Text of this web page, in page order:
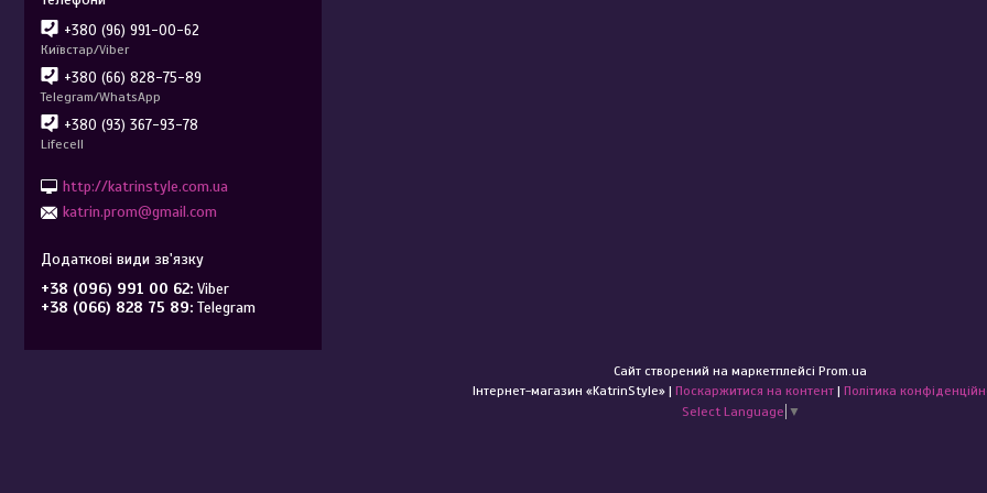
+380 (96) 991-00-62
Київстар/Viber
+380 (66) 828-75-89
Telegram/WhatsApp
+380 (93) 367-93-78
Lifecell
http://katrinstyle.com.ua
katrin.prom@gmail.com
+38 (096) 991 00 62 Viber
+38 (066) 828 75 89 Telegram
Сайт створений на маркетплейсі Prom.ua
Інтернет-магазин «KatrinStyle» | Поскаржитися на контент | Політика
Select Language ▼